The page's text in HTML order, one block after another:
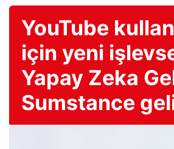
YouTube
için yeni
Yapay Zeka
Sumstance